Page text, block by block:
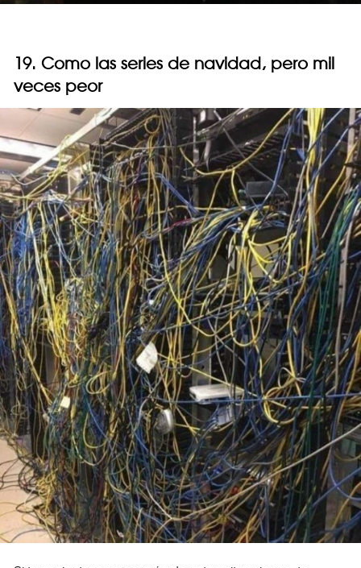
19. Como las series de navidad, pero mil
veces peor